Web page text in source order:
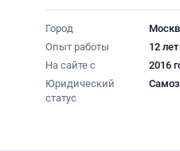
Город
Опыт работы
12 лет
На сайте с
2016
Юридический
статус